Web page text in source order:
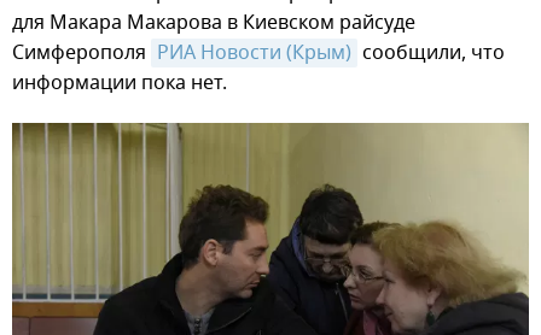
для Макара Макарова в Киевском райсуде
Симферополя РИА Новости (Крым) сообщили, что
информации пока нет.